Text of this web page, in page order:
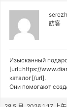
訪客
Изысканный
[url=https://
каталог[/url].
Они помогают